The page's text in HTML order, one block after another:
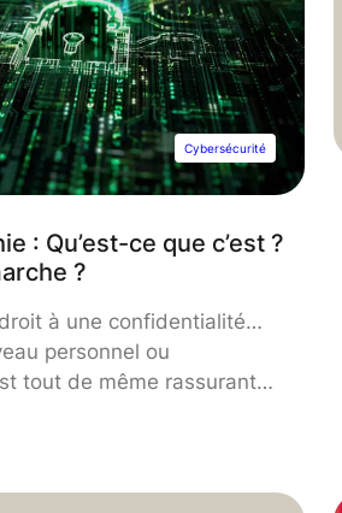
web.
Cybersécurité
: Qu’est-ce que c’est ?
?
à une confidentialité…
personnel ou
tout de même rassurant
que nous avons créés